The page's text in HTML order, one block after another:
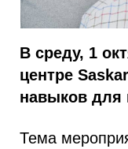
В среду, 1
центре
навыков
Тема